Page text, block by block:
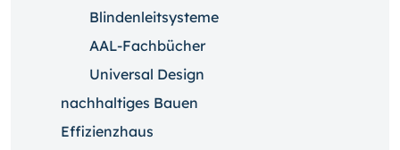
Blindenleitsysteme
AAL-Fachbücher
Universal Design
nachhaltiges Bauen
Effizienzhaus